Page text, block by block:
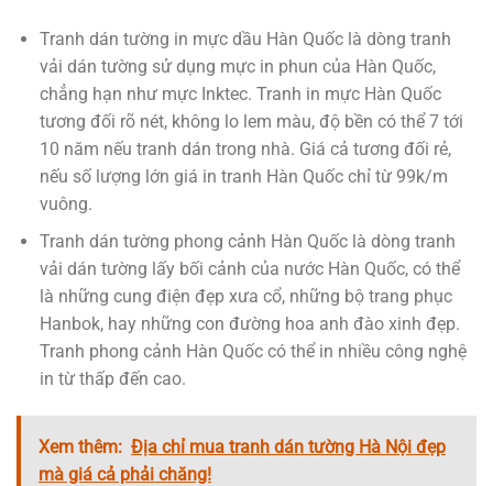
Tranh dán tường in mực dầu Hàn Quốc là dòng tranh
vải dán tường sử dụng mực in phun của Hàn Quốc,
chẳng hạn như mực Inktec. Tranh in mực Hàn Quốc
tương đối rõ nét, không lo lem màu, độ bền có thể 7 tới
10 năm nếu tranh dán trong nhà. Giá cả tương đối rẻ,
nếu số lượng lớn giá in tranh Hàn Quốc chỉ từ 99k/m
vuông.
Tranh dán tường phong cảnh Hàn Quốc là dòng tranh
vải dán tường lấy bối cảnh của nước Hàn Quốc, có thể
là những cung điện đẹp xưa cổ, những bộ trang phục
Hanbok, hay những con đường hoa anh đào xinh đẹp.
Tranh phong cảnh Hàn Quốc có thể in nhiều công nghệ
in từ thấp đến cao.
Xem thêm: Địa chỉ mua tranh dán tường Hà Nội đẹp
mà giá cả phải chăng!